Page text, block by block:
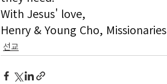
With Jesus' love,
Henry & Young Cho, Missionaries
선교